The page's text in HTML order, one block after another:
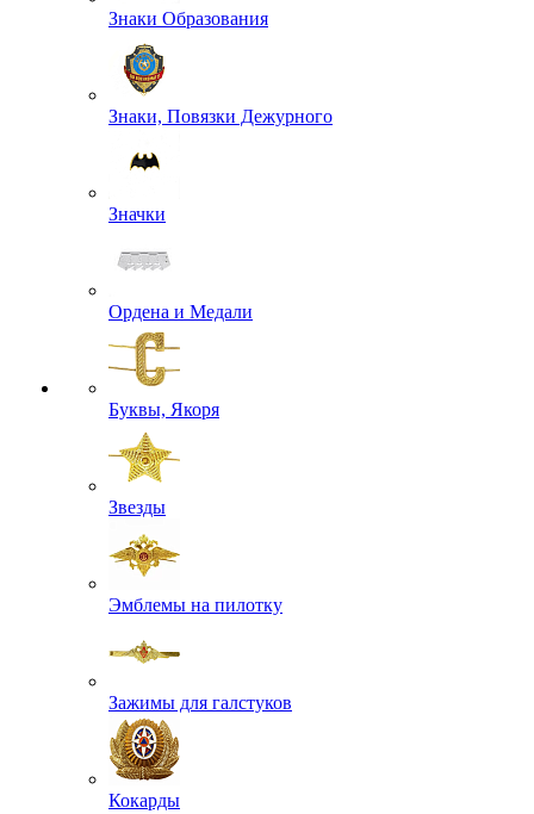
Знаки Образования
Знаки, Повязки Дежурного
Значки
Ордена и Медали
Буквы, Якоря
Звезды
Эмблемы на пилотку
Зажимы для галстуков
Кокарды